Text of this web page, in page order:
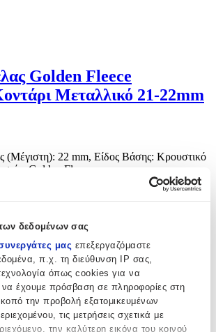
δεδομένων σας
μας επεξεργαζόμαστε
π.χ. τη διεύθυνση IP σας,
όπως cookies για να
έχουμε πρόσβαση σε πληροφορίες στη
την προβολή εξατομικευμένων
τις μετρήσεις σχετικά με
την καλύτερη εικόνα του κοινού
Golden Fleece
Μεταλλικό 21-22mm
(Μέγιστη): 22 mm, Είδος Βάσης: Κρουστικό
Golden Fleece